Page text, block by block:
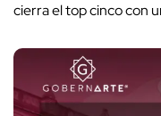
cierra el top cinco con